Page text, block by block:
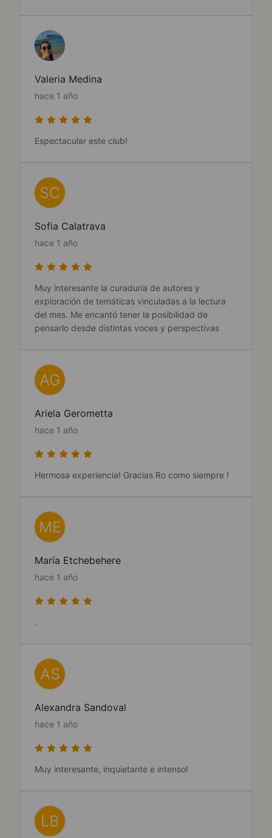
Valeria Medina
hace 1 año
Espectacular este club!
SC
Sofia Calatrava
hace 1 año
Muy interesante la curaduría de autores y
exploración de temáticas vinculadas a la lectura
del mes. Me encantó tener la posibilidad de
pensarlo desde distintas voces y perspectivas
AG
Ariela Gerometta
hace 1 año
Hermosa experiencia! Gracias Ro como siempre !
ME
María Etchebehere
hace 1 año
.
AS
Alexandra Sandoval
hace 1 año
Muy interesante, inquietante e intenso!
LB